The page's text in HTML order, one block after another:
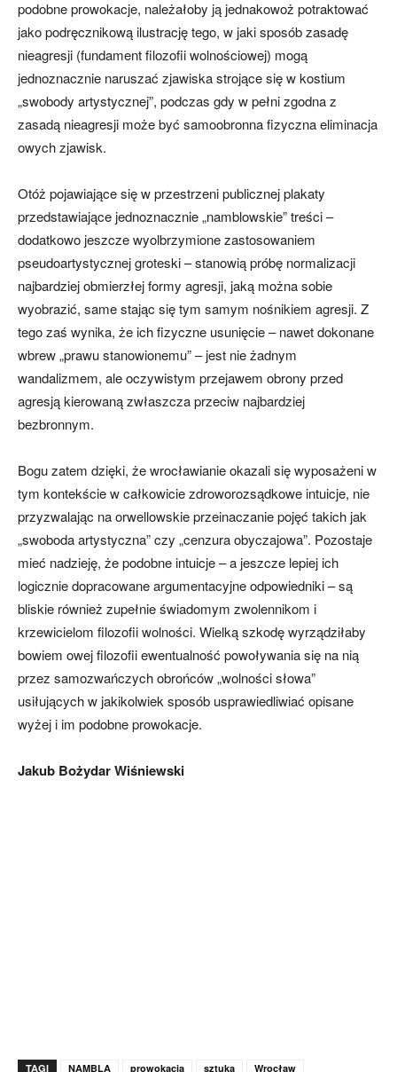
podobne prowokacje, należałoby ją jednakowoż potraktować
jako podręcznikową ilustrację tego, w jaki sposób zasadę
nieagresji (fundament filozofii wolnościowej) mogą
jednoznacznie naruszać zjawiska strojące się w kostium
„swobody artystycznej”, podczas gdy w pełni zgodna z
zasadą nieagresji może być samoobronna fizyczna eliminacja
owych zjawisk.
Otóż pojawiające się w przestrzeni publicznej plakaty
przedstawiające jednoznacznie „namblowskie” treści –
dodatkowo jeszcze wyolbrzymione zastosowaniem
pseudoartystycznej groteski – stanowią próbę normalizacji
najbardziej obmierzłej formy agresji, jaką można sobie
wyobrazić, same stając się tym samym nośnikiem agresji. Z
tego zaś wynika, że ich fizyczne usunięcie – nawet dokonane
wbrew „prawu stanowionemu” – jest nie żadnym
wandalizmem, ale oczywistym przejawem obrony przed
agresją kierowaną zwłaszcza przeciw najbardziej
bezbronnym.
Bogu zatem dzięki, że wrocławianie okazali się wyposażeni w
tym kontekście w całkowicie zdroworozsądkowe intuicje, nie
przyzwalając na orwellowskie przeinaczanie pojęć takich jak
„swoboda artystyczna” czy „cenzura obyczajowa”. Pozostaje
mieć nadzieję, że podobne intuicje – a jeszcze lepiej ich
logicznie dopracowane argumentacyjne odpowiedniki – są
bliskie również zupełnie świadomym zwolennikom i
krzewicielom filozofii wolności. Wielką szkodę wyrządziłaby
bowiem owej filozofii ewentualność powoływania się na nią
przez samozwańczych obrońców „wolności słowa”
usiłujących w jakikolwiek sposób usprawiedliwiać opisane
wyżej i im podobne prowokacje.
Jakub Bożydar Wiśniewski
TAGI NAMBLA prowokacja sztuka Wrocław